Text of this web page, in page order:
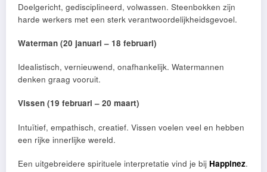
Doelgericht, gedisciplineerd, volwassen. Steenbokken zijn
harde werkers met een sterk verantwoordelijkheidsgevoel.
Waterman (20 januari – 18 februari)
Idealistisch, vernieuwend, onafhankelijk. Watermannen
denken graag vooruit.
Vissen (19 februari – 20 maart)
Intuïtief, empathisch, creatief. Vissen voelen veel en hebben
een rijke innerlijke wereld.
Een uitgebreidere spirituele interpretatie vind je bij Happinez.